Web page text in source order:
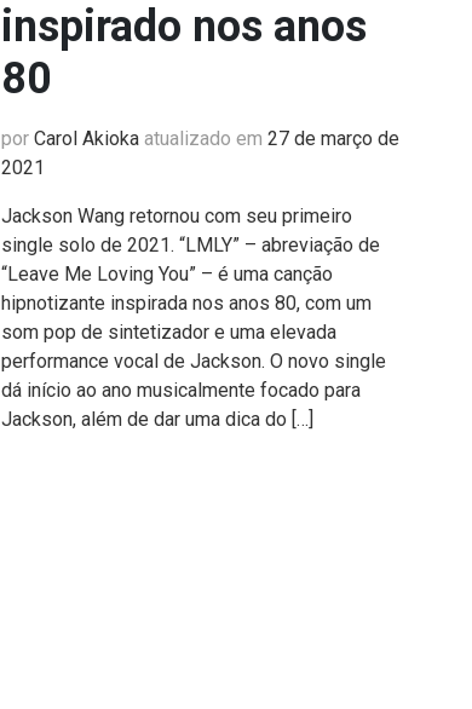
inspirado nos anos
80
por Carol Akioka atualizado em 27 de março de
2021
Jackson Wang retornou com seu primeiro
single solo de 2021. “LMLY” – abreviação de
“Leave Me Loving You” – é uma canção
hipnotizante inspirada nos anos 80, com um
som pop de sintetizador e uma elevada
performance vocal de Jackson. O novo single
dá início ao ano musicalmente focado para
Jackson, além de dar uma dica do […]